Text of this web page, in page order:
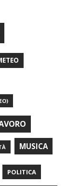
MUSICA
POLITICA